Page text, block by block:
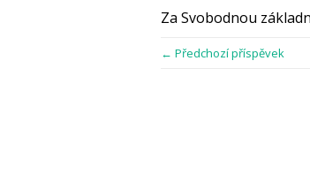
Za Svobodnou
← Předchozí příspěvek